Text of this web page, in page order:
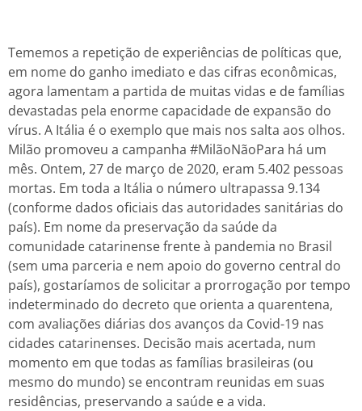
Tememos a repetição de experiências de políticas que,
em nome do ganho imediato e das cifras econômicas,
agora lamentam a partida de muitas vidas e de famílias
devastadas pela enorme capacidade de expansão do
vírus. A Itália é o exemplo que mais nos salta aos olhos.
Milão promoveu a campanha #MilãoNãoPara há um
mês. Ontem, 27 de março de 2020, eram 5.402 pessoas
mortas. Em toda a Itália o número ultrapassa 9.134
(conforme dados oficiais das autoridades sanitárias do
país). Em nome da preservação da saúde da
comunidade catarinense frente à pandemia no Brasil
(sem uma parceria e nem apoio do governo central do
país), gostaríamos de solicitar a prorrogação por tempo
indeterminado do decreto que orienta a quarentena,
com avaliações diárias dos avanços da Covid-19 nas
cidades catarinenses. Decisão mais acertada, num
momento em que todas as famílias brasileiras (ou
mesmo do mundo) se encontram reunidas em suas
residências, preservando a saúde e a vida.